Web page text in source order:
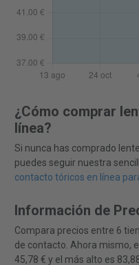
¿Cómo comprar
línea?
Si nunca has comprado
puedes seguir nuestra
contacto tóricos en línea
Información de
Compara precios entre 6
de contacto. Ahora mismo,
45,78 € y el más alto es